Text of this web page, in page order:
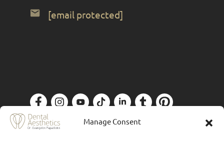
Manage Consent
[email protected]
Πολιτική Απορρήτου| Designed by Forthright